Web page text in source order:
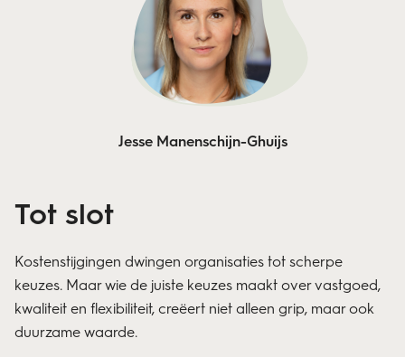
Jesse Manenschijn-Ghuijs
Tot slot
Kostenstijgingen dwingen organisaties tot scherpe
keuzes. Maar wie de juiste keuzes maakt over vastgoed,
kwaliteit en flexibiliteit, creëert niet alleen grip, maar ook
duurzame waarde.